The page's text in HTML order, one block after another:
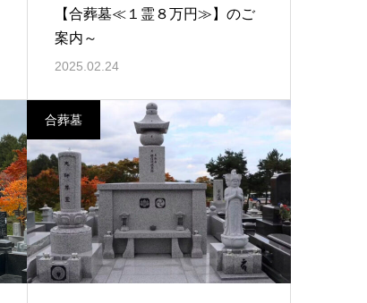
【合葬墓≪１霊８万円≫】のご
案内～
2025.02.24
合葬墓